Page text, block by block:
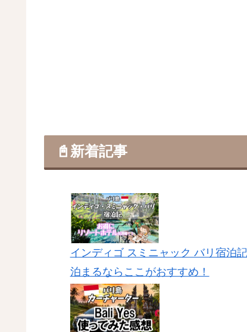
📓新着記事
インディゴ スミニャック バリ宿泊
泊まるならここがおすすめ！